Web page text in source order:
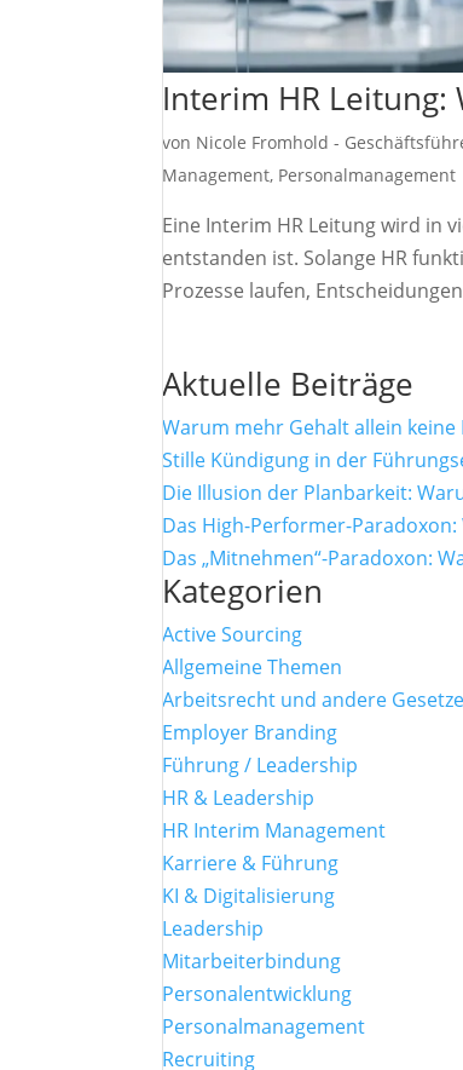
Interim HR
von Nicole Fromhold -
Management, Personalmanagement
Eine Interim HR Leitung wird in
entstanden ist. Solange HR
Prozesse laufen,
Aktuelle Beiträge
Warum mehr Gehalt allein
Stille Kündigung in der
Die Illusion der Planbarkeit:
Das High-Performer-
Das „Mitnehmen“-Paradoxon:
Kategorien
Active Sourcing
Allgemeine Themen
Arbeitsrecht und andere Gesetze
Employer Branding
Führung / Leadership
HR & Leadership
HR Interim Management
Karriere & Führung
KI & Digitalisierung
Leadership
Mitarbeiterbindung
Personalentwicklung
Personalmanagement
Recruiting